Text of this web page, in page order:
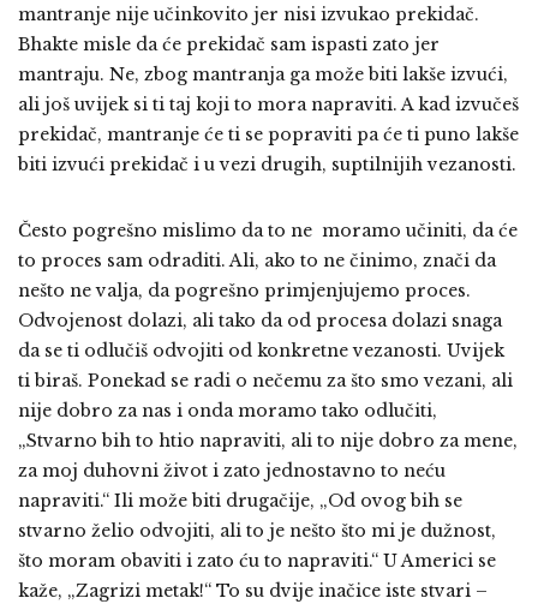
mantranje nije učinkovito jer nisi izvukao prekidač.
Bhakte misle da će prekidač sam ispasti zato jer
mantraju. Ne, zbog mantranja ga može biti lakše izvući,
ali još uvijek si ti taj koji to mora napraviti. A kad izvučeš
prekidač, mantranje će ti se popraviti pa će ti puno lakše
biti izvući prekidač i u vezi drugih, suptilnijih vezanosti.
Često pogrešno mislimo da to ne moramo učiniti, da će
to proces sam odraditi. Ali, ako to ne činimo, znači da
nešto ne valja, da pogrešno primjenjujemo proces.
Odvojenost dolazi, ali tako da od procesa dolazi snaga
da se ti odlučiš odvojiti od konkretne vezanosti. Uvijek
ti biraš. Ponekad se radi o nečemu za što smo vezani, ali
nije dobro za nas i onda moramo tako odlučiti,
„Stvarno bih to htio napraviti, ali to nije dobro za mene,
za moj duhovni život i zato jednostavno to neću
napraviti.“ Ili može biti drugačije, „Od ovog bih se
stvarno želio odvojiti, ali to je nešto što mi je dužnost,
što moram obaviti i zato ću to napraviti.“ U Americi se
kaže, „Zagrizi metak!“ To su dvije inačice iste stvari –